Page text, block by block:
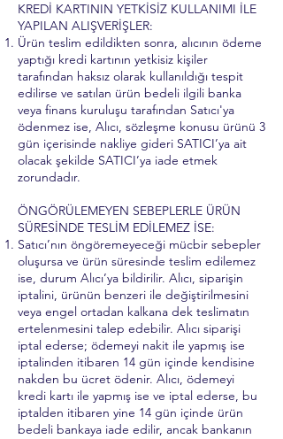
KREDİ KARTININ YETKİSİZ KULLANIMI İLE
YAPILAN ALIŞVERİŞLER:
Ürün teslim edildikten sonra, alıcının ödeme
yaptığı kredi kartının yetkisiz kişiler
tarafından haksız olarak kullanıldığı tespit
edilirse ve satılan ürün bedeli ilgili banka
veya finans kuruluşu tarafından Satıcı'ya
ödenmez ise, Alıcı, sözleşme konusu ürünü 3
gün içerisinde nakliye gideri SATICI’ya ait
olacak şekilde SATICI’ya iade etmek
zorundadır.
ÖNGÖRÜLEMEYEN SEBEPLERLE ÜRÜN
SÜRESİNDE TESLİM EDİLEMEZ İSE:
Satıcı’nın öngöremeyeceği mücbir sebepler
oluşursa ve ürün süresinde teslim edilemez
ise, durum Alıcı’ya bildirilir. Alıcı, siparişin
iptalini, ürünün benzeri ile değiştirilmesini
veya engel ortadan kalkana dek teslimatın
ertelenmesini talep edebilir. Alıcı siparişi
iptal ederse; ödemeyi nakit ile yapmış ise
iptalinden itibaren 14 gün içinde kendisine
nakden bu ücret ödenir. Alıcı, ödemeyi
kredi kartı ile yapmış ise ve iptal ederse, bu
iptalden itibaren yine 14 gün içinde ürün
bedeli bankaya iade edilir, ancak bankanın